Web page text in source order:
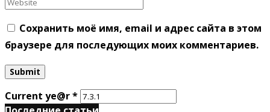
Сохранить моё имя, email и адрес сайта в этом
браузере для последующих моих комментариев.
Current ye@r*